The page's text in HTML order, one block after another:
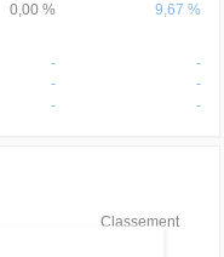
0,00 %
9,67 %
-
-
-
-
- -
Classement